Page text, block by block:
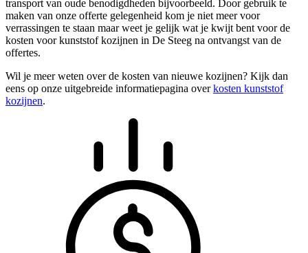
transport van oude benodigdheden bijvoorbeeld. Door gebruik te
maken van onze offerte gelegenheid kom je niet meer voor
verrassingen te staan maar weet je gelijk wat je kwijt bent voor de
kosten voor kunststof kozijnen in De Steeg na ontvangst van de
offertes.
Wil je meer weten over de kosten van nieuwe kozijnen? Kijk dan
eens op onze uitgebreide informatiepagina overkosten kunststof
kozijnen.